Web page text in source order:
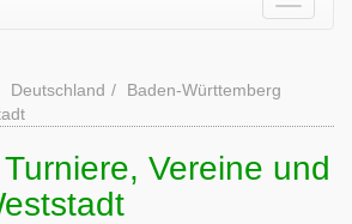
Deutschland
Baden-Württemberg
Vereine und